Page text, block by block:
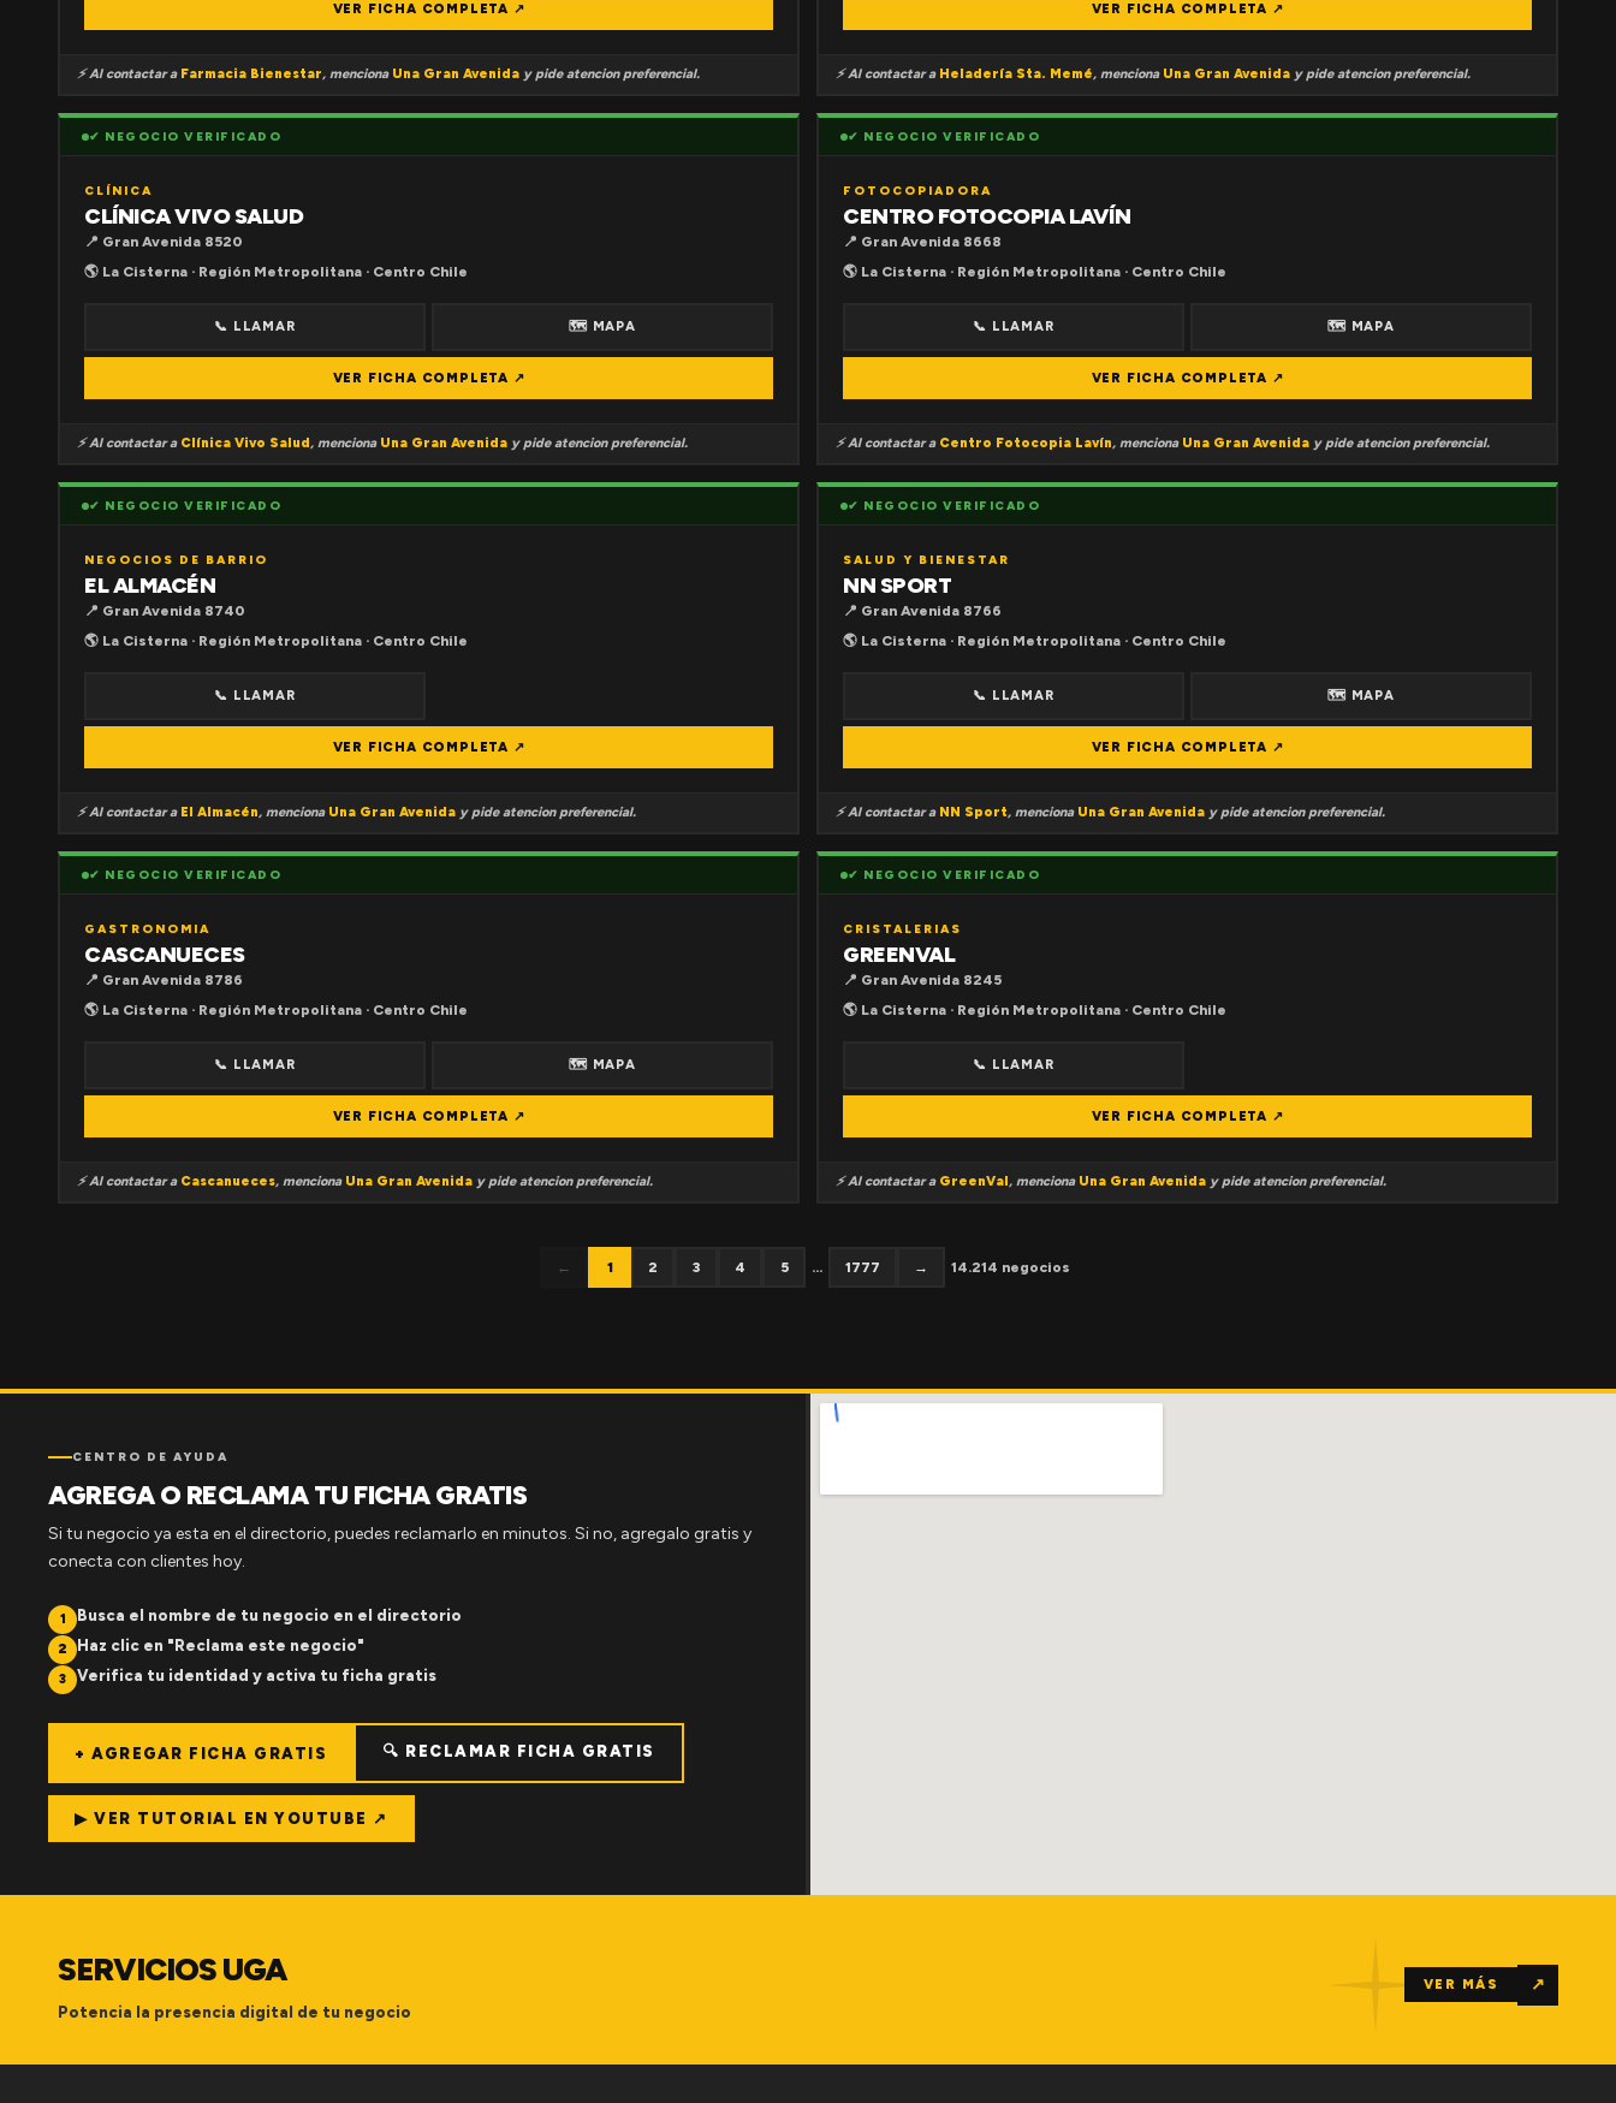
VER FICHA COMPLETA ↗
⚡ Al contactar a Farmacia Bienestar, menciona Una Gran Avenida y pide atencion preferencial.
VER FICHA COMPLETA ↗
⚡ Al contactar a Heladería Sta. Memé, menciona Una Gran Avenida y pide atencion preferencial.
✔ NEGOCIO VERIFICADO
CLÍNICA
CLÍNICA VIVO SALUD
📍 Gran Avenida 8520
🌎 La Cisterna · Región Metropolitana · Centro Chile
📞 LLAMAR 🗺 MAPA
VER FICHA COMPLETA ↗
⚡ Al contactar a Clínica Vivo Salud, menciona Una Gran Avenida y pide atencion preferencial.
✔ NEGOCIO VERIFICADO
FOTOCOPIADORA
CENTRO FOTOCOPIA LAVÍN
📍 Gran Avenida 8668
🌎 La Cisterna · Región Metropolitana · Centro Chile
📞 LLAMAR 🗺 MAPA
VER FICHA COMPLETA ↗
⚡ Al contactar a Centro Fotocopia Lavín, menciona Una Gran Avenida y pide atencion preferencial.
✔ NEGOCIO VERIFICADO
NEGOCIOS DE BARRIO
EL ALMACÉN
📍 Gran Avenida 8740
🌎 La Cisterna · Región Metropolitana · Centro Chile
📞 LLAMAR
VER FICHA COMPLETA ↗
⚡ Al contactar a El Almacén, menciona Una Gran Avenida y pide atencion preferencial.
✔ NEGOCIO VERIFICADO
SALUD Y BIENESTAR
NN SPORT
📍 Gran Avenida 8766
🌎 La Cisterna · Región Metropolitana · Centro Chile
📞 LLAMAR 🗺 MAPA
VER FICHA COMPLETA ↗
⚡ Al contactar a NN Sport, menciona Una Gran Avenida y pide atencion preferencial.
✔ NEGOCIO VERIFICADO
GASTRONOMIA
CASCANUECES
📍 Gran Avenida 8786
🌎 La Cisterna · Región Metropolitana · Centro Chile
📞 LLAMAR 🗺 MAPA
VER FICHA COMPLETA ↗
⚡ Al contactar a Cascanueces, menciona Una Gran Avenida y pide atencion preferencial.
✔ NEGOCIO VERIFICADO
CRISTALERIAS
GREENVAL
📍 Gran Avenida 8245
🌎 La Cisterna · Región Metropolitana · Centro Chile
📞 LLAMAR
VER FICHA COMPLETA ↗
⚡ Al contactar a GreenVal, menciona Una Gran Avenida y pide atencion preferencial.
← 1 2 3 4 5 ... 1777 → 14.214 negocios
CENTRO DE AYUDA
AGREGA O RECLAMA TU FICHA GRATIS
Si tu negocio ya esta en el directorio, puedes reclamarlo en minutos. Si no, agregalo gratis y
conecta con clientes hoy.
1 Busca el nombre de tu negocio en el directorio
2 Haz clic en "Reclama este negocio"
3 Verifica tu identidad y activa tu ficha gratis
+ AGREGAR FICHA GRATIS 🔍 RECLAMAR FICHA GRATIS
▶ VER TUTORIAL EN YOUTUBE ↗
SERVICIOS UGA
Potencia la presencia digital de tu negocio
VER MÁS ↗